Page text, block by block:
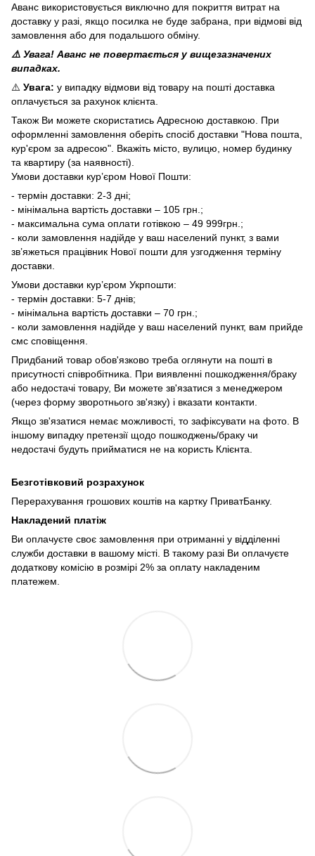
Аванс використовується виключно для покриття витрат на
доставку у разі, якщо посилка не буде забрана, при відмові від
замовлення або для подальшого обміну.
⚠️ Увага! Аванс не повертається у вищезазначених
випадках.
⚠️ Увага: у випадку відмови від товару на пошті доставка
оплачується за рахунок клієнта.
Також Ви можете скористатись Адресною доставкою. При
оформленні замовлення оберіть спосіб доставки "Нова пошта,
кур'єром за адресою". Вкажіть місто, вулицю, номер будинку
та квартиру (за наявності).
Умови доставки кур’єром Нової Пошти:
- термін доставки: 2-3 дні;
- мінімальна вартість доставки – 105 грн.;
- максимальна сума оплати готівкою – 49 999грн.;
- коли замовлення надійде у ваш населений пункт, з вами
зв’яжеться працівник Нової пошти для узгодження терміну
доставки.
Умови доставки кур’єром Укрпошти:
- термін доставки: 5-7 днів;
- мінімальна вартість доставки – 70 грн.;
- коли замовлення надійде у ваш населений пункт, вам прийде
смс сповіщення.
Придбаний товар обов'язково треба оглянути на пошті в
присутності співробітника. При виявленні пошкодження/браку
або недостачі товару, Ви можете зв'язатися з менеджером
(через форму зворотнього зв'язку) і вказати контакти.
Якщо зв'язатися немає можливості, то зафіксувати на фото. В
іншому випадку претензії щодо пошкоджень/браку чи
недостачі будуть прийматися не на користь Клієнта.
Безготівковий розрахунок
Перерахування грошових коштів на картку ПриватБанку.
Накладений платіж
Ви оплачуєте своє замовлення при отриманні у відділенні
служби доставки в вашому місті. В такому разі Ви оплачуєте
додаткову комісію в розмірі 2% за оплату накладеним
платежем.